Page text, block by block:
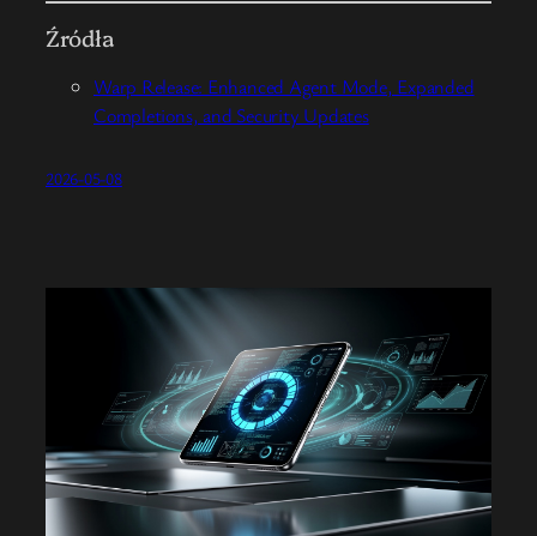
Źródła
Warp Release: Enhanced Agent Mode, Expanded
Completions, and Security Updates
2026-05-08